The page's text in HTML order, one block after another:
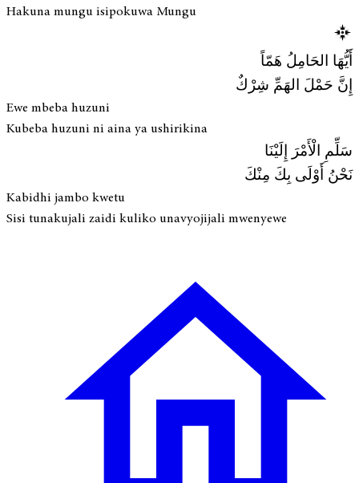
Hakuna mungu isipokuwa Mungu
أَيُّهَا الحَامِلُ هَمّاً
إِنَّ حَمْلَ الهَمِّ شِرْكٌ
Ewe mbeba huzuni
Kubeba huzuni ni aina ya ushirikina
سَلِّمِ الْأَمْرَ إِلَيْنَا
نَحْنُ أَوْلَى بِكَ مِنْكَ
Kabidhi jambo kwetu
Sisi tunakujali zaidi kuliko unavyojijali mwenyewe